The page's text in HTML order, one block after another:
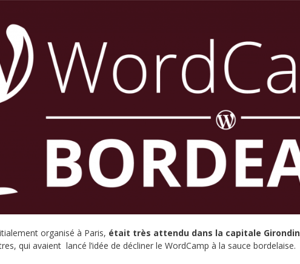
organisé à Paris, était très attendu dans la capitale
qui avaient lancé l’idée de décliner le WordCamp à la sauce bordelaise.